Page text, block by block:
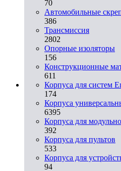
70
Автомобильные
386
Трансмиссия
2802
Опорные изоляторы
156
Конструкционные
611
Корпуса для систем
174
Корпуса
6395
Корпуса для
392
Корпуса для пультов
533
Корпуса для
94